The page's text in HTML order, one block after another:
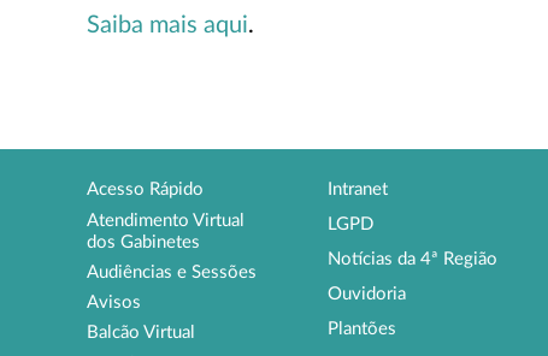
Saiba mais aqui.
Acesso Rápido
Atendimento Virtual
dos Gabinetes
Audiências e Sessões
Avisos
Balcão Virtual
Intranet
LGPD
Notícias da 4ª Região
Ouvidoria
Plantões